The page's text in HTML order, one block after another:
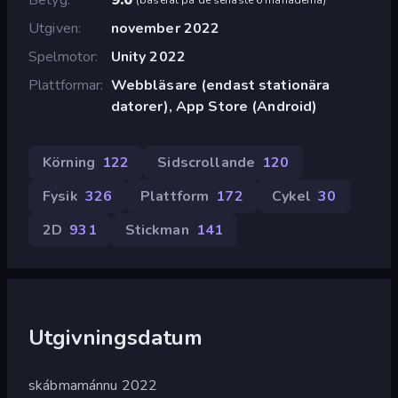
Utgiven
november 2022
Spelmotor
Unity 2022
Plattformar Webbläsare (endast stationära
datorer), App Store (Android)
Körning 122 Sidscrollande 120
Fysik 326 Plattform 172 Cykel 30
2D 931 Stickman 141
Utgivningsdatum
skábmamánnu 2022